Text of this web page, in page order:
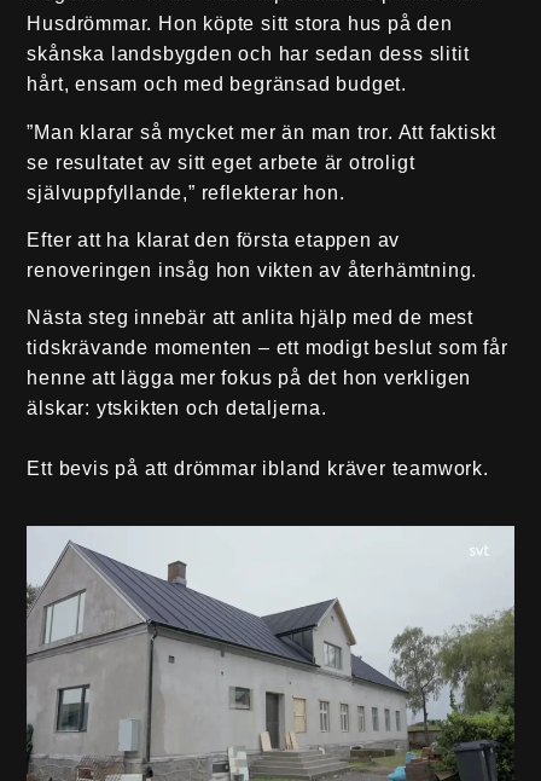
Husdrömmar. Hon köpte sitt stora hus på den
skånska landsbygden och har sedan dess slitit
hårt, ensam och med begränsad budget.
”Man klarar så mycket mer än man tror. Att faktiskt
se resultatet av sitt eget arbete är otroligt
självuppfyllande,” reflekterar hon.
Efter att ha klarat den första etappen av
renoveringen insåg hon vikten av återhämtning.
Nästa steg innebär att anlita hjälp med de mest
tidskrävande momenten – ett modigt beslut som får
henne att lägga mer fokus på det hon verkligen
älskar: ytskikten och detaljerna.
Ett bevis på att drömmar ibland kräver teamwork.